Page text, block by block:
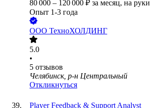
80 000 – 120 000 ₽ за месяц, на руки
Опыт 1-3 года
ООО ТехноХОЛДИНГ
5.0
•
5 отзывов
Челябинск, р-н Центральный
Откликнуться
Player Feedback & Support Analyst